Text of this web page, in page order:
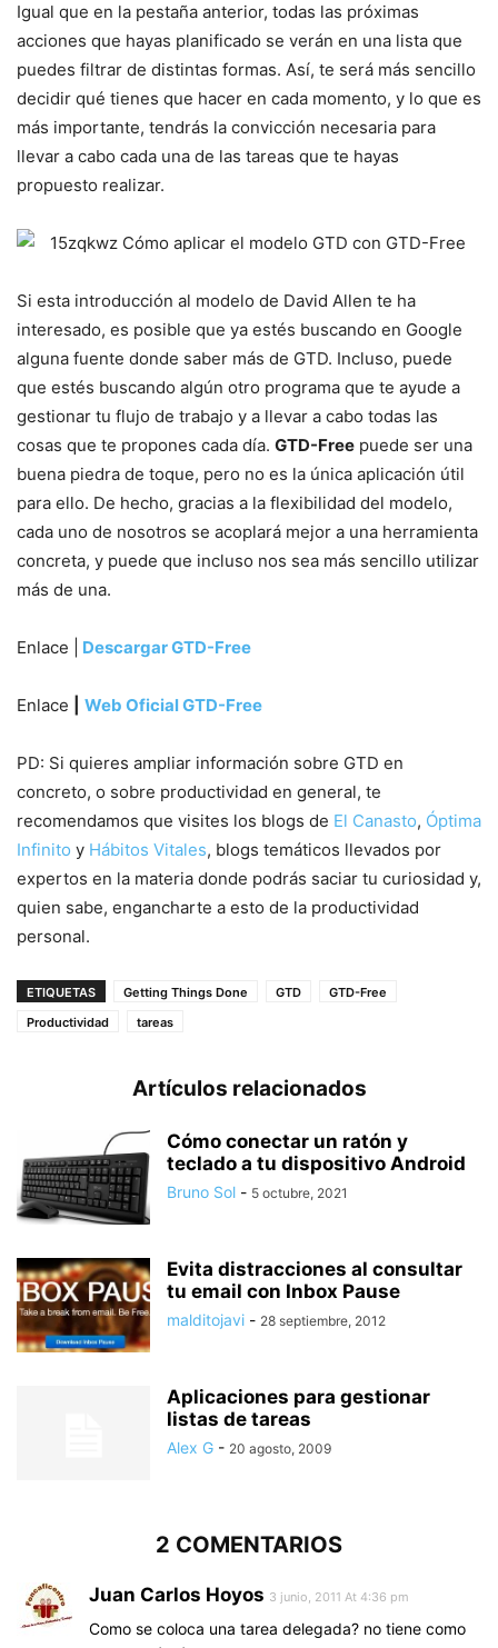
Igual que en la pestaña anterior, todas las próximas
acciones que hayas planificado se verán en una lista que
puedes filtrar de distintas formas. Así, te será más sencillo
decidir qué tienes que hacer en cada momento, y lo que es
más importante, tendrás la convicción necesaria para
llevar a cabo cada una de las tareas que te hayas
propuesto realizar.
Si esta introducción al modelo de David Allen te ha
interesado, es posible que ya estés buscando en Google
alguna fuente donde saber más de GTD. Incluso, puede
que estés buscando algún otro programa que te ayude a
gestionar tu flujo de trabajo y a llevar a cabo todas las
cosas que te propones cada día. GTD-Free puede ser una
buena piedra de toque, pero no es la única aplicación útil
para ello. De hecho, gracias a la flexibilidad del modelo,
cada uno de nosotros se acoplará mejor a una herramienta
concreta, y puede que incluso nos sea más sencillo utilizar
más de una.
Enlace | Descargar GTD-Free
Enlace Web Oficial GTD-Free
PD: Si quieres ampliar información sobre GTD en
concreto, o sobre productividad en general, te
recomendamos que visites los blogs de El Canasto, Óptima
Infinito y Hábitos Vitales, blogs temáticos llevados por
expertos en la materia donde podrás saciar tu curiosidad y,
quien sabe, engancharte a esto de la productividad
personal.
ETIQUETAS Getting Things Done GTD
GTD-Free
Productividad
tareas
Artículos relacionados
Cómo conectar un ratón y
teclado a tu dispositivo Android
Bruno Sol - 5 octubre, 2021
Evita distracciones al consultar
tu email con Inbox Pause
malditojavi - 28 septiembre, 2012
Aplicaciones para gestionar
listas de tareas
Alex G - 20 agosto, 2009
2 COMENTARIOS
Juan Carlos Hoyos 3 junio, 2011 At 4:36 pm
Como se coloca una tarea delegada? no tiene como